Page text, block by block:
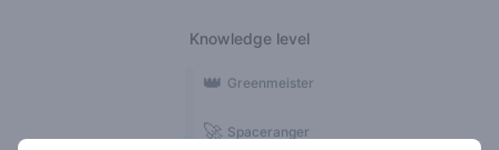
Knowledge level
🚀 Spaceranger
👑 Greenmeister